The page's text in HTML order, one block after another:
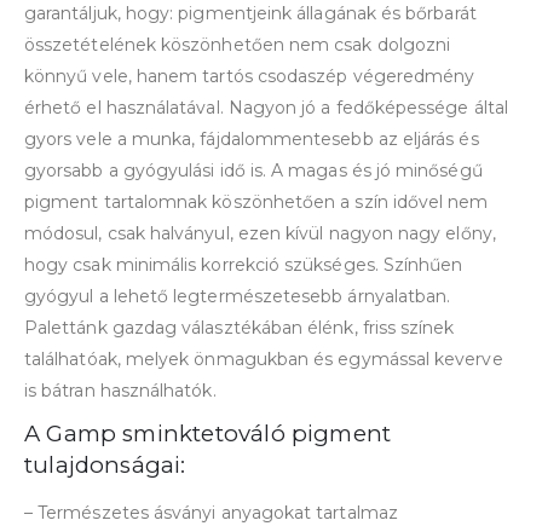
garantáljuk, hogy: pigmentjeink állagának és bőrbarát
összetételének köszönhetően nem csak dolgozni
könnyű vele, hanem tartós csodaszép végeredmény
érhető el használatával. Nagyon jó a fedőképessége által
gyors vele a munka, fájdalommentesebb az eljárás és
gyorsabb a gyógyulási idő is. A magas és jó minőségű
pigment tartalomnak köszönhetően a szín idővel nem
módosul, csak halványul, ezen kívül nagyon nagy előny,
hogy csak minimális korrekció szükséges. Színhűen
gyógyul a lehető legtermészetesebb árnyalatban.
Palettánk gazdag választékában élénk, friss színek
találhatóak, melyek önmagukban és egymással keverve
is bátran használhatók.
A Gamp sminktetováló pigment
tulajdonságai:
– Természetes ásványi anyagokat tartalmaz